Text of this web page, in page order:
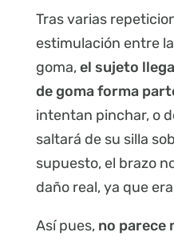
Tras varias
estimulación entre
goma,el sujeto
de goma forma
intentan pinchar, o
saltará de su silla
supuesto, el brazo
daño real, ya que
Así pues, no parece